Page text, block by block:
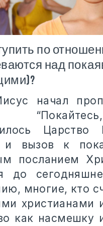
по
над
начал
Царство
и вызов к
посланием
до
многие, кто
христианами
как насмешку